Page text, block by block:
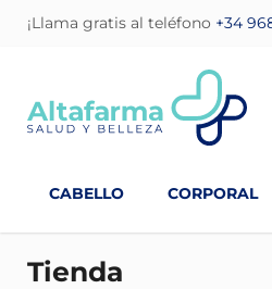
¡Llama gratis al teléfono +34
CABELLO CORPORAL
Tienda